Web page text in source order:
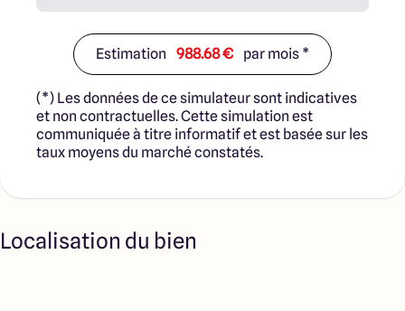
Estimation 988.68 € par mois *
(*) Les données de ce simulateur sont indicatives
et non contractuelles. Cette simulation est
communiquée à titre informatif et est basée sur les
taux moyens du marché constatés.
Localisation du bien